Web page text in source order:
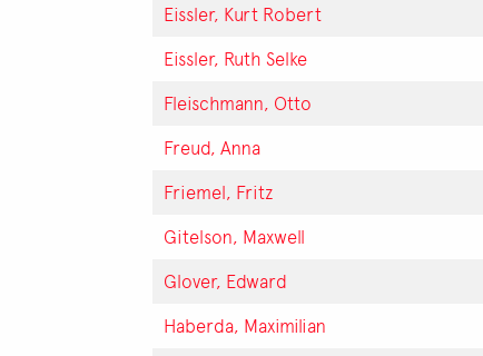
Eissler, Kurt Robert
Eissler, Ruth Selke
Fleischmann, Otto
Freud, Anna
Friemel, Fritz
Gitelson, Maxwell
Glover, Edward
Haberda, Maximilian